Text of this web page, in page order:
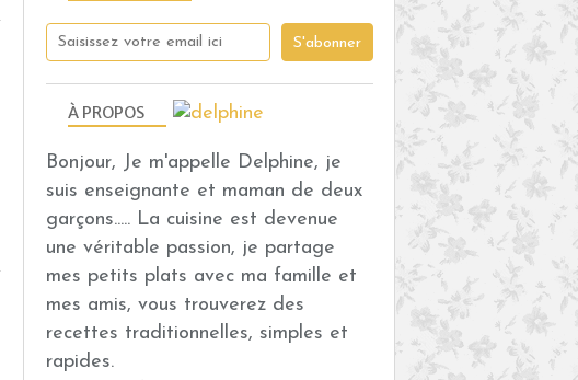
PIGNON DE PIN
PIMENT
VIANDES
POULET
ÉPICE
COLOMBO
OIGNON
PIMENT
ABRICOT
PIGNON DE PIN
À PROPOS
Bonjour, Je m'appelle Delphine, je
suis enseignante et maman de deux
garçons..... La cuisine est devenue
une véritable passion, je partage
mes petits plats avec ma famille et
mes amis, vous trouverez des
recettes traditionnelles, simples et
rapides.